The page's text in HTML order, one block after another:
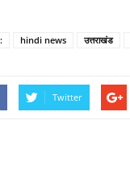
hindi news उत्तराखंड
Twitter